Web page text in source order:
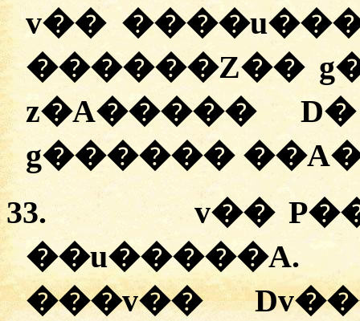
v��
������Z��
z�A�����
g������
33.
v��
���v��